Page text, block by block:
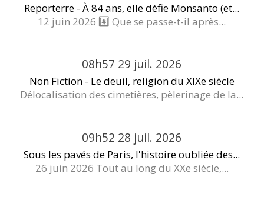
Reporterre - À 84 ans, elle défie Monsanto (et...
12 juin 2026 #️⃣ Que se passe-t-il après...
08h57 29 juil. 2026
Non Fiction - Le deuil, religion du XIXe siècle
Délocalisation des cimetières, pèlerinage de la...
09h52 28 juil. 2026
Sous les pavés de Paris, l'histoire oubliée des...
26 juin 2026 Tout au long du XXe siècle,...